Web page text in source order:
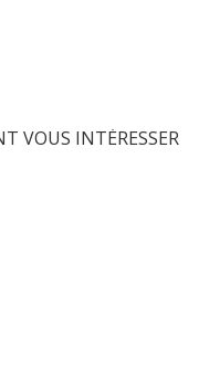
VOUS INTÉRESSER